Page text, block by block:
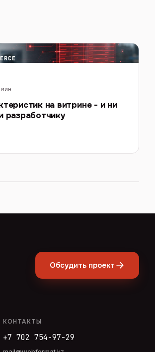
на витрине - и ни
разработчику
Обсудить проект
КОНТАКТЫ
+7 702 754-97-29